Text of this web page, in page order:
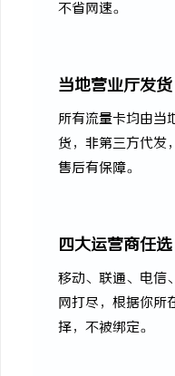
不省网速。
当地营业厅发
所有流量卡均由当
货，非第三方代发
售后有保障。
四大运营商任选
移动、联通、电信
网打尽，根据你所
择，不被绑定。